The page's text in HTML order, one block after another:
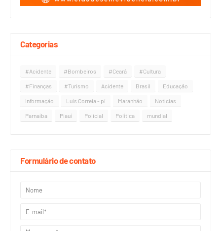
Categorias
#Acidente #Bombeiros #Ceará #Cultura
#Finanças #Turismo Acidente Brasil Educação
Informação Luís Correia - pi Maranhão Notícias
Parnaíba Piauí Policial Política mundial
Formulário de contato